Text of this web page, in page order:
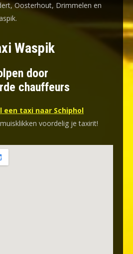
Oosterhout, Drimmelen en
Waspik
door
chauffeurs
een taxi naar Schiphol
voordelig je taxirit!